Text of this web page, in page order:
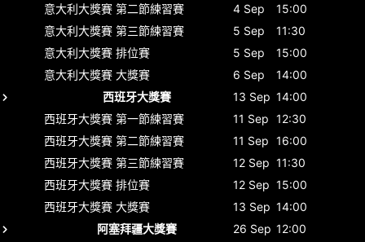
意大利大獎賽 第二節練習賽 4 Sep
15:00
意大利大獎賽 第三節練習賽 5 Sep
11:30
意大利大獎賽 排位賽 5 Sep
15:00
意大利大獎賽 大獎賽 6 Sep
14:00
西班牙大獎賽
13 Sep 14:00
西班牙大獎賽 第一節練習賽 11 Sep 12:30
西班牙大獎賽 第二節練習賽 11 Sep 16:00
西班牙大獎賽 第三節練習賽 12 Sep 11:30
西班牙大獎賽 排位賽 12 Sep 15:00
西班牙大獎賽 大獎賽 13 Sep 14:00
阿塞拜疆大獎賽
26 Sep 12:00